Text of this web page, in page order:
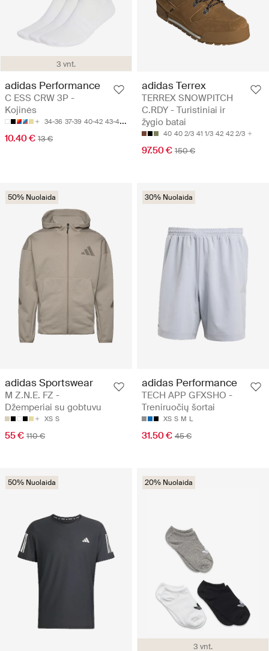
3 vnt.
adidas Performance
C ESS CRW 3P -
Kojinės
34-36 37-39 40-42 43-45 46-48
10.40 € 13 €
adidas Terrex
TERREX SNOWPITCH
C.RDY - Turistiniai ir
žygio batai
40 40 2/3 41 1/3 42 42 2/3
97.50 € 150 €
50% Nuolaida
adidas Sportswear
M Z.N.E. FZ -
Džemperiai su gobtuvu
XS S
55 € 110 €
30% Nuolaida
adidas Performance
TECH APP GFXSHO -
Treniruočių šortai
XS S M L
31.50 € 45 €
50% Nuolaida
3 vnt.
20% Nuolaida